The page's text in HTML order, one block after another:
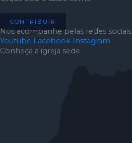
CONTRIBUIR
Nos acompanhe pelas redes sociais
Youtube Facebook Instagram
Conheça a igreja sede